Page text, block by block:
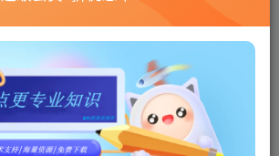
0 966 182
！！
载自国内外各大媒体和网络，仅供试玩体
游戏内容，请支持正版→→→正版购买